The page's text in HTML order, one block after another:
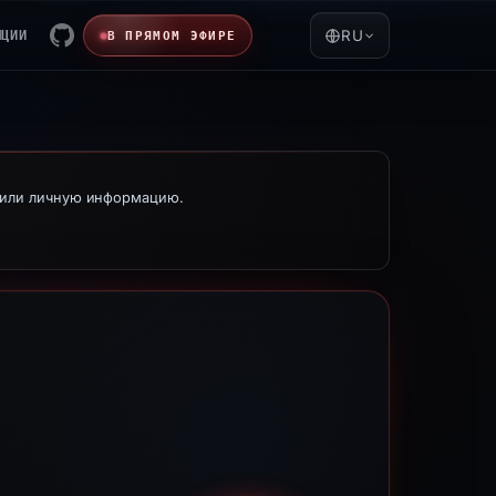
В ПРЯМОМ ЭФИРЕ RU
или личную информацию.